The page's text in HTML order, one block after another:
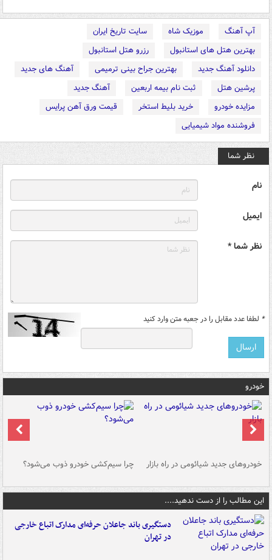
آپ آهنگ موزیک شاه
سایت تاریخ ایران
بهترین هتل های استانبول
رزرو هتل استانبول
دانلود آهنگ جدید
بهترین جراح بینی ترمیمی
آهنگ های جدید
پرشین هتل
ثبت نام بیمه اربعین
آهنگ جدید
مزایده خودرو
خرید بلیط استخر
قیمت ورق آهن پرایس
فروشنده مواد شیمیایی
نظر شما
نام
ایمیل
نظر شما *
* لطفا عدد مقابل را در جعبه متن وارد کنید
خودرو
خودروهای جدید شیائومی در راه بازار چرا سیم‌کشی خودرو ذوب می‌شود؟
این مطالب را از دست ندهید....
دستگیری باند جاعلان حرفه‌ای مدارک اتباع خارجی
در تهران